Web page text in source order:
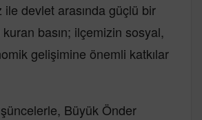
ile devlet arasında güçlü bir
basın; ilçemizin sosyal,
gelişimine önemli katkılar
Büyük Önder